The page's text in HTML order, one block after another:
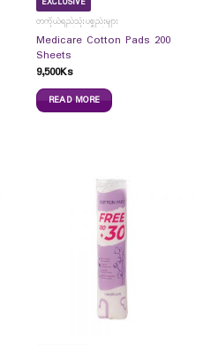
တကိုယ်ရည်သုံးပစ္စည်းများ
Medicare Cotton Pads 200
Sheets
9,500Ks
READ MORE